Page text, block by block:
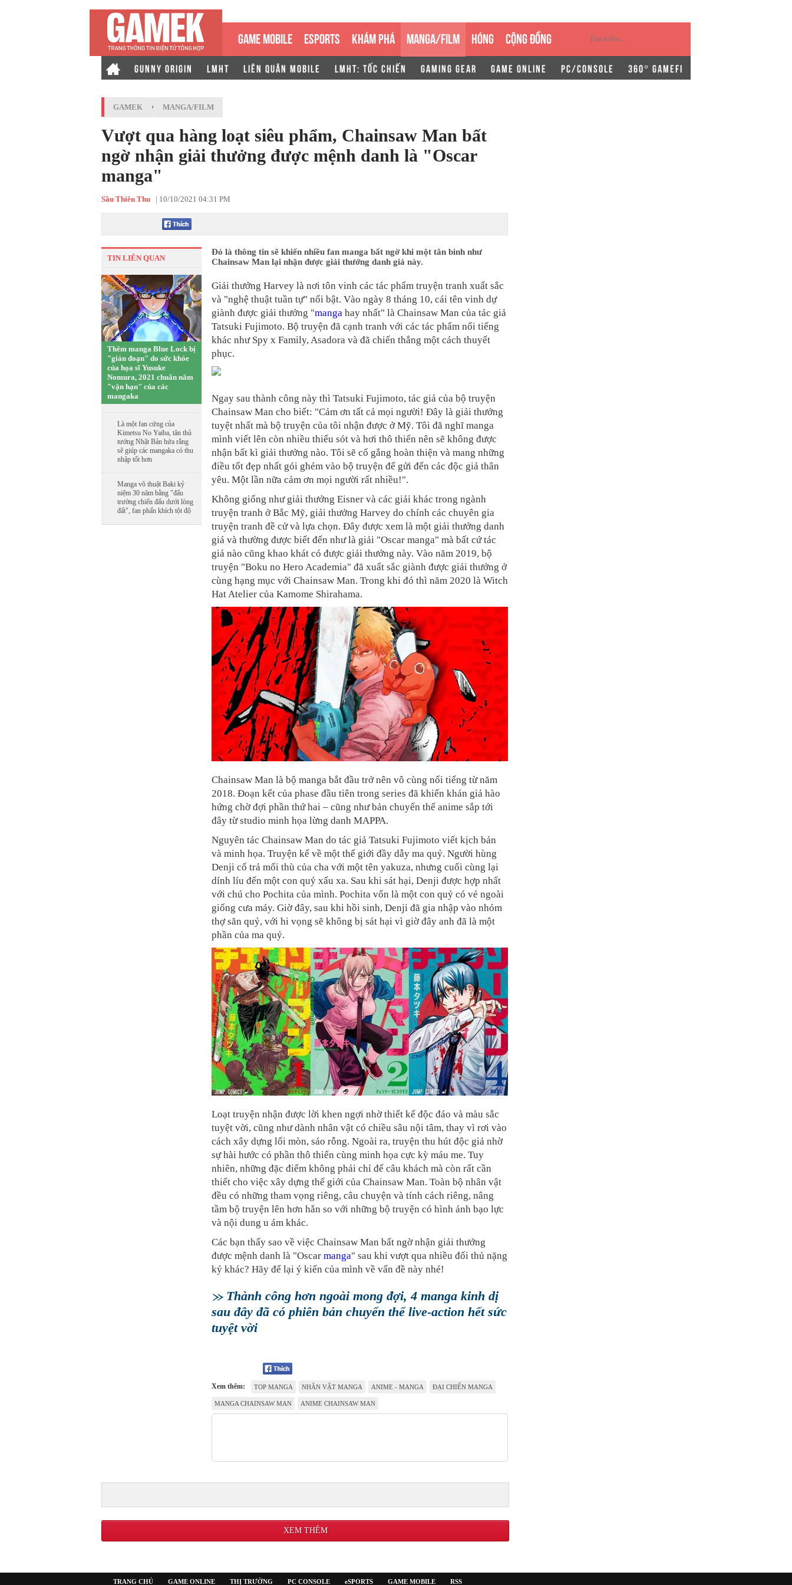
GAME MOBILE ESPORTS KHÁM PHÁ MANGA/FILM HÓNG CỘNG ĐỒNG
GUNNY ORIGIN LMHT LIÊN QUÂN MOBILE LMHT: TỐC CHIẾN GAMING GEAR GAME ONLINE PC/CONSOLE 360° GAMEFI
GAMEK › MANGA/FILM
Vượt qua hàng loạt siêu phẩm, Chainsaw Man bất
ngờ nhận giải thưởng được mệnh danh là "Oscar
manga"
Sầu Thiên Thu | 10/10/2021 04:31 PM
TIN LIÊN QUAN
Thêm manga Blue Lock bị
"gián đoạn" do sức khỏe
của họa sĩ Yusuke
Nomura, 2021 chuẩn năm
"vận hạn" của các
mangaka
Là một fan cứng của
Kimetsu No Yaiba, tân thủ
tướng Nhật Bản hứa rằng
sẽ giúp các mangaka có thu
nhập tốt hơn
Manga võ thuật Baki kỷ
niệm 30 năm bằng "đấu
trường chiến đấu dưới lòng
đất", fan phấn khích tột độ
Đó là thông tin sẽ khiến nhiều fan manga bất ngờ khi một tân binh như
Chainsaw Man lại nhận được giải thưởng danh giá này.
Giải thưởng Harvey là nơi tôn vinh các tác phẩm truyện tranh xuất sắc
và "nghệ thuật tuần tự" nổi bật. Vào ngày 8 tháng 10, cái tên vinh dự
giành được giải thưởng "manga hay nhất" là Chainsaw Man của tác giả
Tatsuki Fujimoto. Bộ truyện đã cạnh tranh với các tác phẩm nổi tiếng
khác như Spy x Family, Asadora và đã chiến thắng một cách thuyết
phục.
Ngay sau thành công này thì Tatsuki Fujimoto, tác giả của bộ truyện
Chainsaw Man cho biết: "Cảm ơn tất cả mọi người! Đây là giải thưởng
tuyệt nhất mà bộ truyện của tôi nhận được ở Mỹ. Tôi đã nghĩ manga
mình viết lên còn nhiều thiếu sót và hơi thô thiển nên sẽ không được
nhận bất kì giải thưởng nào. Tôi sẽ cố gắng hoàn thiện và mang những
điều tốt đẹp nhất gói ghém vào bộ truyện để gửi đến các độc giả thân
yêu. Một lần nữa cảm ơn mọi người rất nhiều!".
Không giống như giải thưởng Eisner và các giải khác trong ngành
truyện tranh ở Bắc Mỹ, giải thưởng Harvey do chính các chuyên gia
truyện tranh đề cử và lựa chọn. Đây được xem là một giải thưởng danh
giá và thường được biết đến như là giải "Oscar manga" mà bất cứ tác
giả nào cũng khao khát có được giải thưởng này. Vào năm 2019, bộ
truyện "Boku no Hero Academia" đã xuất sắc giành được giải thưởng ở
cùng hạng mục với Chainsaw Man. Trong khi đó thì năm 2020 là Witch
Hat Atelier của Kamome Shirahama.
Chainsaw Man là bộ manga bắt đầu trở nên vô cùng nổi tiếng từ năm
2018. Đoạn kết của phase đầu tiên trong series đã khiến khán giả hào
hứng chờ đợi phần thứ hai – cũng như bản chuyển thể anime sắp tới
đây từ studio minh họa lừng danh MAPPA.
Nguyên tác Chainsaw Man do tác giả Tatsuki Fujimoto viết kịch bản
và minh họa. Truyện kể về một thế giới đầy dẫy ma quỷ. Người hùng
Denji cố trả mối thù của cha với một tên yakuza, nhưng cuối cùng lại
dính líu đến một con quỷ xấu xa. Sau khi sát hại, Denji được hợp nhất
với chú cho Pochita của mình. Pochita vốn là một con quỷ có vẻ ngoài
giống cưa máy. Giờ đây, sau khi hồi sinh, Denji đã gia nhập vào nhóm
thợ săn quỷ, với hi vọng sẽ không bị sát hại vì giờ đây anh đã là một
phần của ma quỷ.
Loạt truyện nhận được lời khen ngợi nhờ thiết kế độc đáo và màu sắc
tuyệt vời, cũng như dành nhân vật có chiều sâu nội tâm, thay vì rơi vào
cách xây dựng lối mòn, sáo rỗng. Ngoài ra, truyện thu hút độc giả nhờ
sự hài hước có phần thô thiển cùng minh họa cực kỳ máu me. Tuy
nhiên, những đặc điểm không phải chỉ để câu khách mà còn rất cần
thiết cho việc xây dựng thế giới của Chainsaw Man. Toàn bộ nhân vật
đều có những tham vọng riêng, câu chuyện và tính cách riêng, nâng
tầm bộ truyện lên hơn hẳn so với những bộ truyện có hình ảnh bạo lực
và nội dung u ám khác.
Các bạn thấy sao về việc Chainsaw Man bất ngờ nhận giải thưởng
được mệnh danh là "Oscar manga" sau khi vượt qua nhiều đối thủ nặng
ký khác? Hãy để lại ý kiến của mình về vấn đề này nhé!
Thành công hơn ngoài mong đợi, 4 manga kinh dị
sau đây đã có phiên bản chuyển thể live-action hết sức
tuyệt vời
Xem thêm: TOP MANGA NHÂN VẬT MANGA ANIME - MANGA ĐẠI CHIẾN MANGA
MANGA CHAINSAW MAN ANIME CHAINSAW MAN
XEM THÊM
TRANG CHỦ GAME ONLINE THỊ TRƯỜNG PC CONSOLE eSPORTS GAME MOBILE RSS